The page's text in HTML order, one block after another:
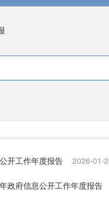
开工作年度报告 2026-01-
政府信息公开工作年度报告